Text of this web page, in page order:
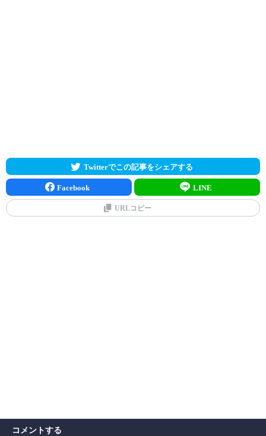
Twitterでこの記事をシェアする
Facebook LINE
URLコピー
コメントする